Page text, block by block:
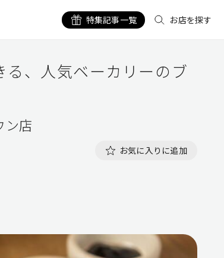
特集記事一覧 お店を探す
、人気ベーカリーのブ
ン店
お気に入りに追加